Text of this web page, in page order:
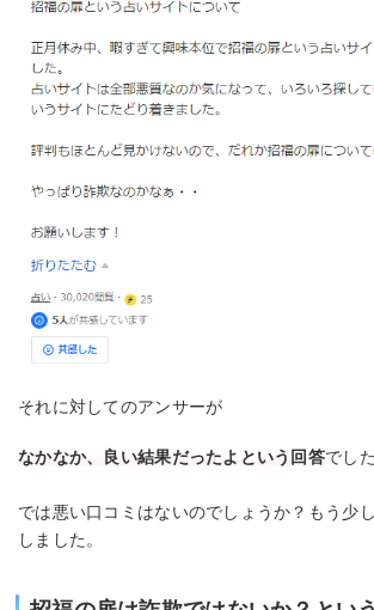
それに対してのアンサーが
なかなか、良い結果だったよという回答でした
では悪い口コミはないのでしょうか？もう少
しました。